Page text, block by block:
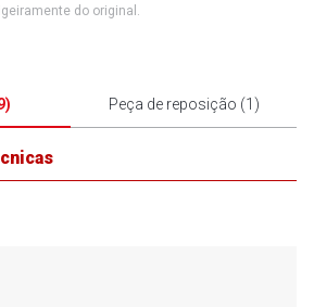
do original.
) Peça de reposição (1 )